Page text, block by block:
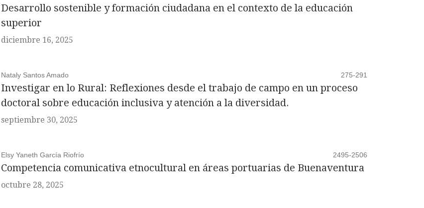
Desarrollo sostenible y formación ciudadana en el contexto de la educación
superior
diciembre 16, 2025
Nataly Santos Amado 275-291
Investigar en lo Rural: Reflexiones desde el trabajo de campo en un proceso
doctoral sobre educación inclusiva y atención a la diversidad.
septiembre 30, 2025
Elsy Yaneth García Riofrío 2495-2506
Competencia comunicativa etnocultural en áreas portuarias de Buenaventura
octubre 28, 2025